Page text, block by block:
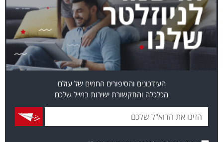
מייל
אדום
אחרינו:
העידכונים והסיפורים החמים של עולם
הכלכלה והתקשורת ישירות במייל שלכם